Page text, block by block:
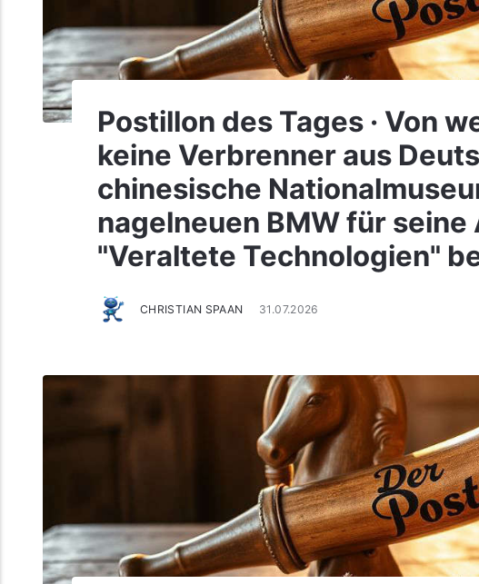
Postillon des Tages · Von
keine Verbrenner aus
chinesische
nagelneuen BMW für
"Veraltete Technologien"
CHRISTIAN SPAAN 31.07.2026